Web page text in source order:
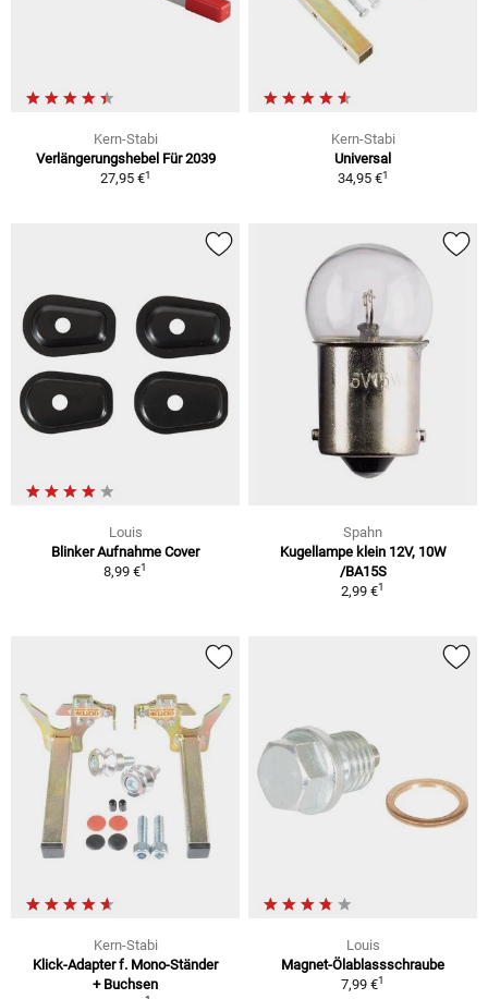
Kern-Stabi
Verlängerungshebel Für 2039
27,95 €1
Kern-Stabi
Universal
34,95 €1
Louis
Blinker Aufnahme Cover
8,99 €1
Spahn
Kugellampe klein 12V, 10W
/BA15S
2,99 €1
Kern-Stabi
Klick-Adapter f. Mono-Ständer
+ Buchsen
Louis
Magnet-Ölablassschraube
7,99 €1